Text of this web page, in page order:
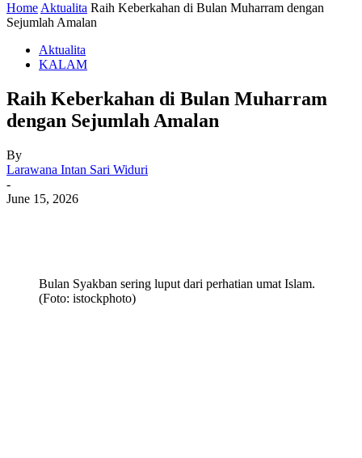
Home Aktualita Raih Keberkahan di Bulan Muharram dengan
Sejumlah Amalan
Aktualita
KALAM
Raih Keberkahan di Bulan Muharram
dengan Sejumlah Amalan
By
Larawana Intan Sari Widuri
-
June 15, 2026
Bulan Syakban sering luput dari perhatian umat Islam.
(Foto: istockphoto)